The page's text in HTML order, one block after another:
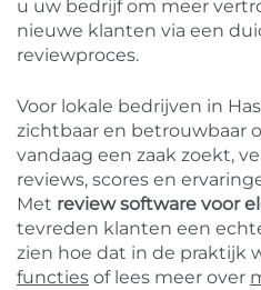
u uw bedrijf om meer
nieuwe klanten via een
reviewproces.
Voor lokale bedrijven in
zichtbaar en betrouwbaar
vandaag een zaak zoekt,
reviews, scores en
Met review software voor
tevreden klanten een
zien hoe dat in de praktijk
functies of lees meer over